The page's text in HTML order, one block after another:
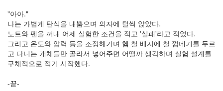
"아아."
나는 가볍게 탄식을 내뿜으며 의자에 털썩 앉았다.
노트와 펜을 꺼내 어제 실험한 조건을 적고 '실패'라고 적었다.
그리고 온도와 압력 등을 조정해가며 헴 철 배지에 철 껍데기를 두르
고 다니는 개체들만 골라서 넣어주면 어떨까 생각하며 실험 설계를
구체적으로 적기 시작했다.
-끝-